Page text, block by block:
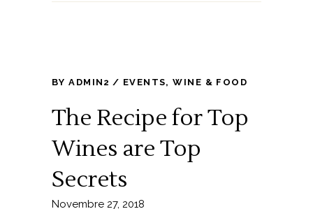
BYADMIN2 EVENTS,WINE & FOOD
The Recipe for Top
Wines are Top
Secrets
Novembre 27, 2018